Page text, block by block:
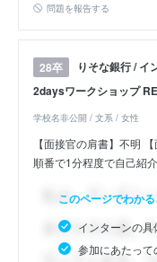
問題を報告する
28卒
りそな銀行 / イ
2daysワークショップ
学校名非公開 / 文系 / 女性
【面接官の肩書】不明
順番で1分程度で自己紹
このページでわかる
インターンの
参加にあたって